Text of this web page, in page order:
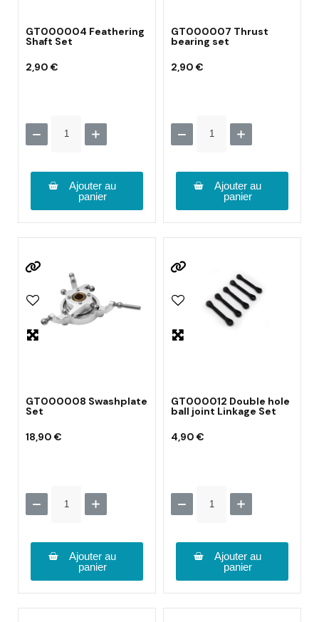
GT000004 Feathering
Shaft Set
2,90 €
Ajouter au
panier
GT000007 Thrust
bearing set
2,90 €
Ajouter au
panier
GT000008 Swashplate
Set
18,90 €
Ajouter au
panier
GT000012 Double hole
ball joint Linkage Set
4,90 €
Ajouter au
panier